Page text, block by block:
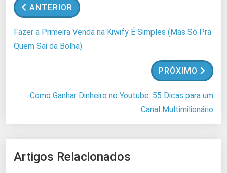
ANTERIOR
Fazer a Primeira Venda na Kiwify É Simples (Mas Só Pra
Quem Sai da Bolha)
PRÓXIMO
Como Ganhar Dinheiro no Youtube: 55 Dicas para um
Canal Multimilionário
Artigos Relacionados